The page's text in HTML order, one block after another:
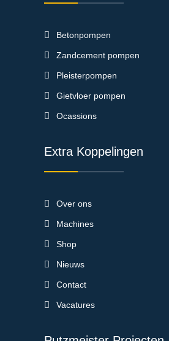
Betonpompen
Zandcement pompen
Pleisterpompen
Gietvloer pompen
Ocassions
Extra Koppelingen
Over ons
Machines
Shop
Nieuws
Contact
Vacatures